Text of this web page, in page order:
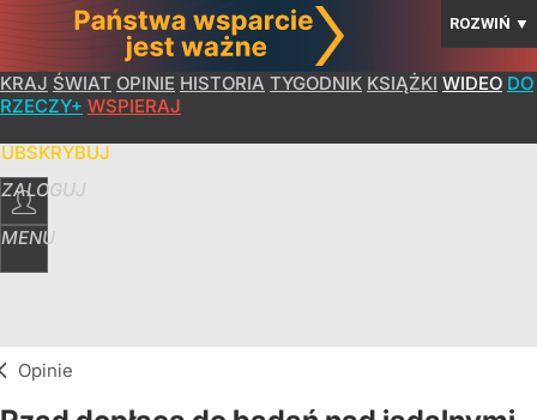
ROZWIŃ ▼
KRAJ ŚWIAT OPINIE HISTORIA TYGODNIK KSIĄŻKI WIDEO DO
RZECZY+ WSPIERAJ
ZALOGUJ
MENU
Opinie